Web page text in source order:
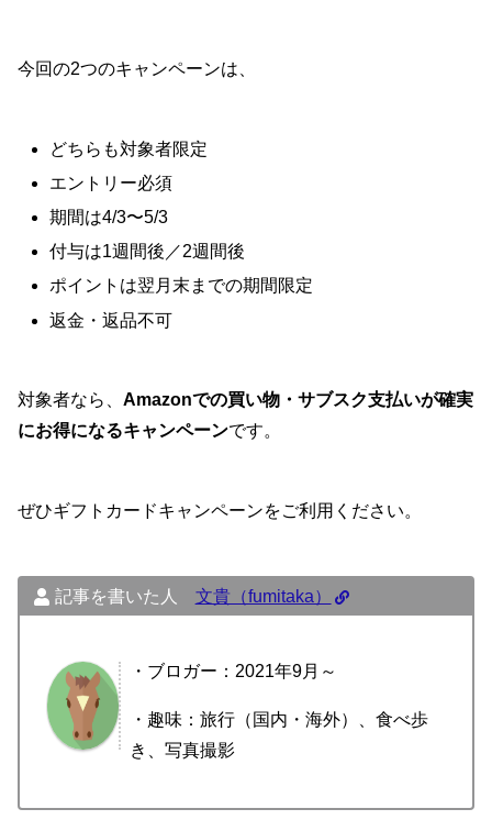
今回の2つのキャンペーンは、
どちらも対象者限定
エントリー必須
期間は4/3〜5/3
付与は1週間後／2週間後
ポイントは翌月末までの期間限定
返金・返品不可
対象者なら、 Amazonでの買い物・サブスク支払いが確実
にお得になるキャンペーンです。
ぜひギフトカードキャンペーンをご利用ください。
記事を書いた人 文貴（fumitaka）
・ブロガー：2021年9月～
・趣味：旅行（国内・海外）、食べ歩
き、写真撮影